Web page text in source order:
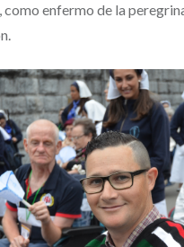
como enfermo de la